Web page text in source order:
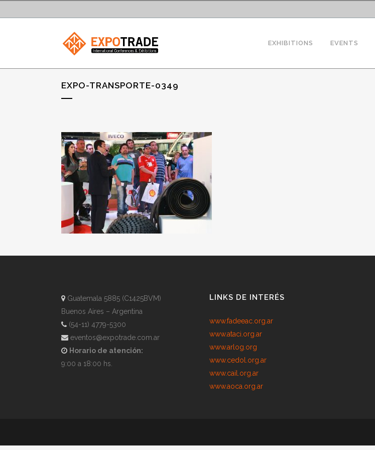
EXHIBITIONS EVENTS
EXPO-TRANSPORTE-0349
Guatemala 5885 (C1425BVM)
Buenos Aires – Argentina
(54-11) 4779-5300
eventos@expotrade.com.ar
Horario de atención:
9:00 a 18:00 hs.
LINKS DE INTERÉS
www.fadeeac.org.ar
www.ataci.org.ar
www.arlog.org
www.cedol.org.ar
www.cail.org.ar
www.aoca.org.ar